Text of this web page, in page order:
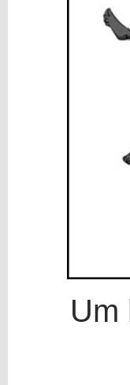
Um